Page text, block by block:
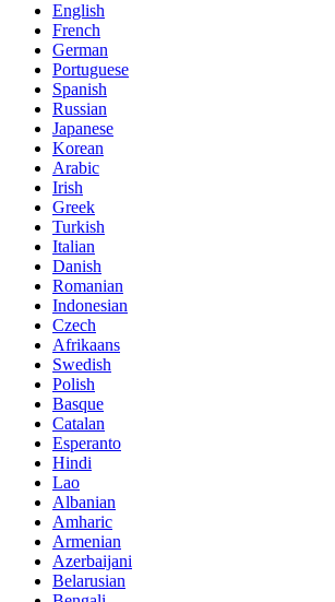
English
French
German
Portuguese
Spanish
Russian
Japanese
Korean
Arabic
Irish
Greek
Turkish
Italian
Danish
Romanian
Indonesian
Czech
Afrikaans
Swedish
Polish
Basque
Catalan
Esperanto
Hindi
Lao
Albanian
Amharic
Armenian
Azerbaijani
Belarusian